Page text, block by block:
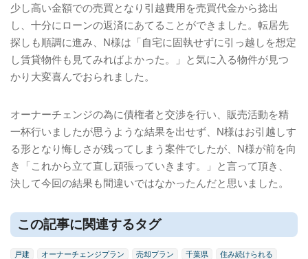
少し高い金額での売買となり引越費用を売買代金から捻出
し、十分にローンの返済にあてることができました。転居先
探しも順調に進み、N様は「自宅に固執せずに引っ越しを想定
し賃貸物件も見てみればよかった。」と気に入る物件が見つ
かり大変喜んでおられました。
オーナーチェンジの為に債権者と交渉を行い、販売活動を精
一杯行いましたが思うような結果を出せず、N様はお引越しす
る形となり悔しさが残ってしまう案件でしたが、N様が前を向
き「これから立て直し頑張っていきます。」と言って頂き、
決して今回の結果も間違いではなかったんだと思いました。
この記事に関連するタグ
戸建 オーナーチェンジプラン 売却プラン 千葉県 住み続けられる